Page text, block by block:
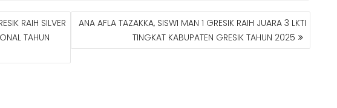
RAIH SILVER
TAHUN
ANA AFLA TAZAKKA, SISWI MAN 1 GRESIK RAIH JUARA 3 LKTI
TINGKAT KABUPATEN GRESIK TAHUN 2025